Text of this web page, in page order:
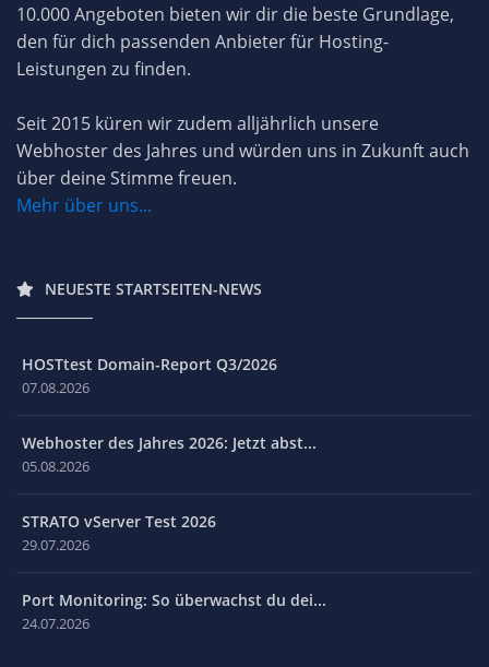
10.000 Angeboten bieten wir dir die beste Grundlage,
den für dich passenden Anbieter für Hosting-
Leistungen zu finden.
Seit 2015 küren wir zudem alljährlich unsere
Webhoster des Jahres und würden uns in Zukunft auch
über deine Stimme freuen.
Mehr über uns...
NEUESTE STARTSEITEN-NEWS
HOSTtest Domain-Report Q3/2026
07.08.2026
Webhoster des Jahres 2026: Jetzt abst...
05.08.2026
STRATO vServer Test 2026
29.07.2026
Port Monitoring: So überwachst du dei...
24.07.2026